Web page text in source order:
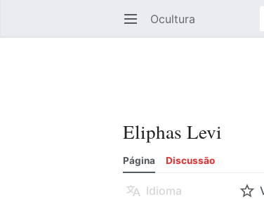
Abrir menu principal Ocultura
Eliphas Levi
Página Discussão
Idioma